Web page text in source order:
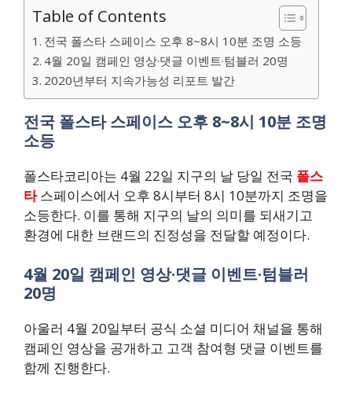
Table of Contents
전국 폴스타 스페이스 오후 8~8시 10분 조명 소등
4월 20일 캠페인 영상·댓글 이벤트·텀블러 20명
2020년부터 지속가능성 리포트 발간
전국 폴스타 스페이스 오후 8~8시 10분 조명
소등
폴스타코리아는 4월 22일 지구의 날 당일 전국 폴스
타스페이스에서 오후 8시부터 8시 10분까지 조명을
소등한다. 이를 통해 지구의 날의 의미를 되새기고
환경에 대한 브랜드의 진정성을 전달할 예정이다.
4월 20일 캠페인 영상·댓글 이벤트·텀블러
20명
아울러 4월 20일부터 공식 소셜 미디어 채널을 통해
캠페인 영상을 공개하고 고객 참여형 댓글 이벤트를
함께 진행한다.